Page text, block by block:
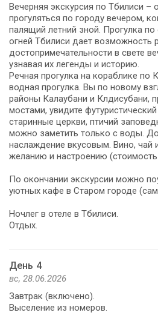
Вечерняя экскурсия по Тбилиси –
прогуляться по городу вечером,
палящий летний зной. Прогулка
огней Тбилиси дает возможность
достопримечательности в свете
узнавая их легенды и историю.
Речная прогулка на кораблике по
водная прогулка. Вы по новому
районы Калаубани и Клдисубани,
мостами, увидите
старинные церкви, птичий
можно заметить только с воды.
наслаждение вкусовым. Вино,
желанию и настроению (стоимость
По окончании экскурсии можно
уютных кафе в Старом городе
Ночлег в отеле в Тбилиси.
Отдых.
День 4
вс, 28.06.2026
Завтрак (включено).
Выселение из номеров.